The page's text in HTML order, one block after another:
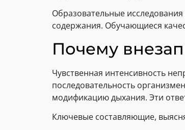
Образовательные
содержания. Обучающиеся
Почему
Чувственная интенсивность
последовательность
модификацию дыхания. Эти
Ключевые составляющие,